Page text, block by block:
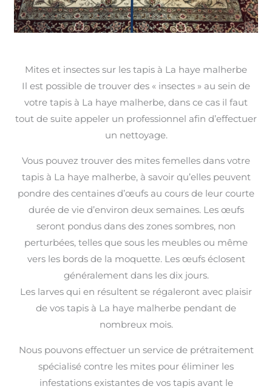
Mites et insectes sur les tapis à La haye malherbe
Il est possible de trouver des « insectes » au sein de
votre tapis à La haye malherbe, dans ce cas il faut
tout de suite appeler un professionnel afin d’effectuer
un nettoyage.
Vous pouvez trouver des mites femelles dans votre
tapis à La haye malherbe, à savoir qu’elles peuvent
pondre des centaines d’œufs au cours de leur courte
durée de vie d’environ deux semaines. Les œufs
seront pondus dans des zones sombres, non
perturbées, telles que sous les meubles ou même
vers les bords de la moquette. Les œufs éclosent
généralement dans les dix jours.
Les larves qui en résultent se régaleront avec plaisir
de vos tapis à La haye malherbe pendant de
nombreux mois.
Nous pouvons effectuer un service de prétraitement
spécialisé contre les mites pour éliminer les
infestations existantes de vos tapis avant le